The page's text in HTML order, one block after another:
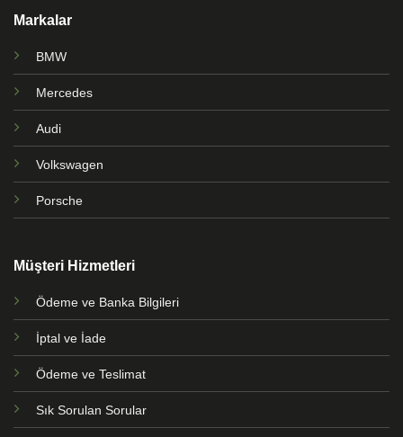
Markalar
BMW
Mercedes
Audi
Volkswagen
Porsche
Müşteri Hizmetleri
Ödeme ve Banka Bilgileri
İptal ve İade
Ödeme ve Teslimat
Sık Sorulan Sorular